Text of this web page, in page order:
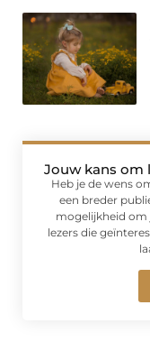
Jouw kans om
Heb je de wens
een breder
mogelijkheid om
lezers die